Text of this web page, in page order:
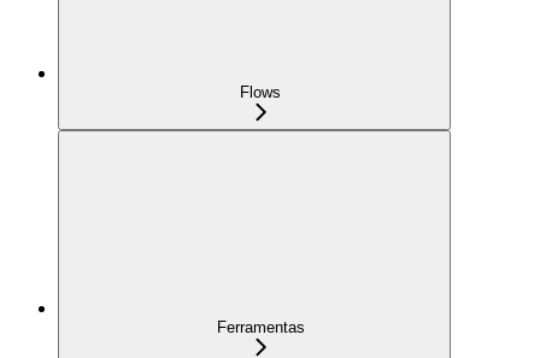
Flows
Ferramentas